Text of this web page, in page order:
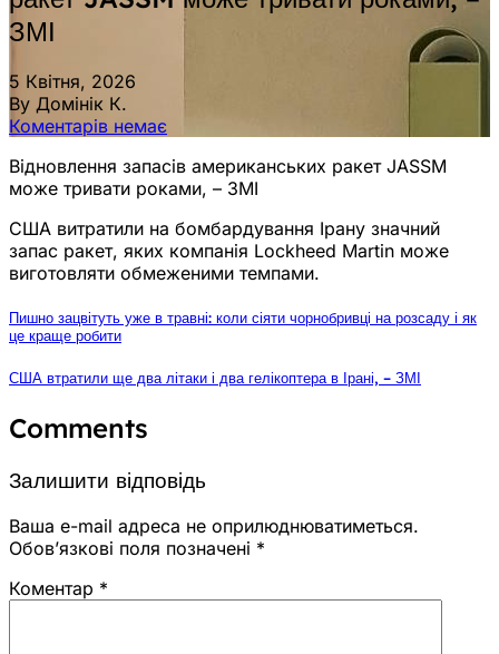
ЗМІ
5 Квітня, 2026
By Домінік К.
Коментарів немає
Відновлення запасів американських ракет JASSM
може тривати роками, – ЗМІ
США витратили на бомбардування Ірану значний
запас ракет, яких компанія Lockheed Martin може
виготовляти обмеженими темпами.
Пишно зацвітуть уже в травні: коли сіяти чорнобривці на розсаду і як
це краще робити
США втратили ще два літаки і два гелікоптера в Ірані, – ЗМІ
Comments
Залишити відповідь
Ваша e-mail адреса не оприлюднюватиметься.
Обов’язкові поля позначені *
Коментар *